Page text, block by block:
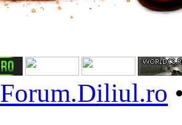
Forum.Diliul.ro